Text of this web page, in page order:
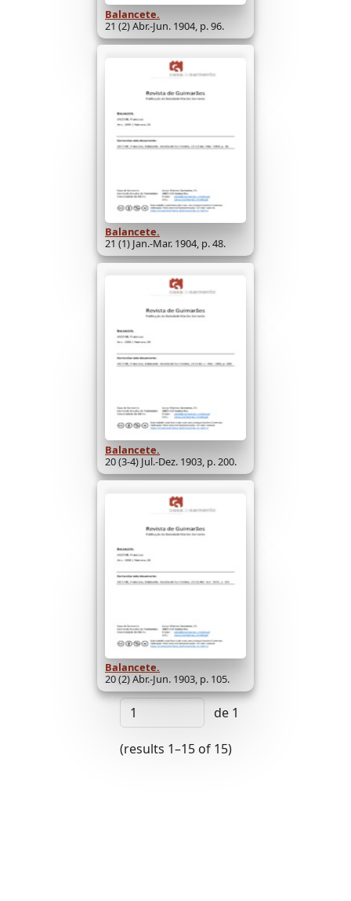
Balancete.
21 (2) Abr.-Jun. 1904, p. 96.
Balancete.
21 (1) Jan.-Mar. 1904, p. 48.
Balancete.
20 (3-4) Jul.-Dez. 1903, p. 200.
Balancete.
20 (2) Abr.-Jun. 1903, p. 105.
de 1
(results 1–15 of 15)